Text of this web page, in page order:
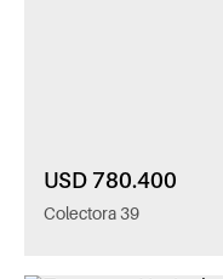
USD 780.400
Colectora 39